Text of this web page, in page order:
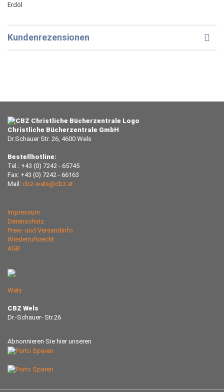
Erdöl
Kundenrezensionen
Christliche Bücherzentrale GmbH
Dr.Schauer Str. 26, 4600 Wels
Bestellhotline:
Tel.: +43 (0) 7242 - 65745
Fax: +43 (0) 7242 - 66163
Mail: cbz-wels@cbz.at
Impressum
Datenschutz
Preis- und Versandinfo
Wiederrufsrecht
AGB
Wels
CBZ Wels
Dr.-Schauer- Str.26
Abnonnieren Sie hier unseren